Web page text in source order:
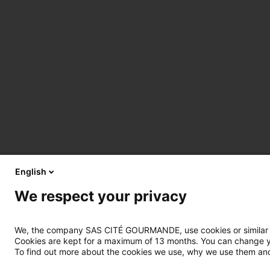
English
We respect your privacy
We, the company SAS CITÉ GOURMANDE, use cookies or
Cookies are kept for a maximum of 13 months. You can
To find out more about the cookies we use, why we use them